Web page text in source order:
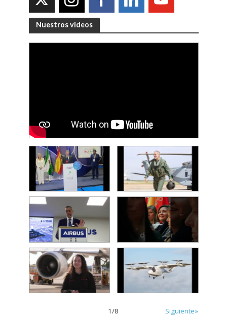
Nuestros videos
1/8
Siguiente»